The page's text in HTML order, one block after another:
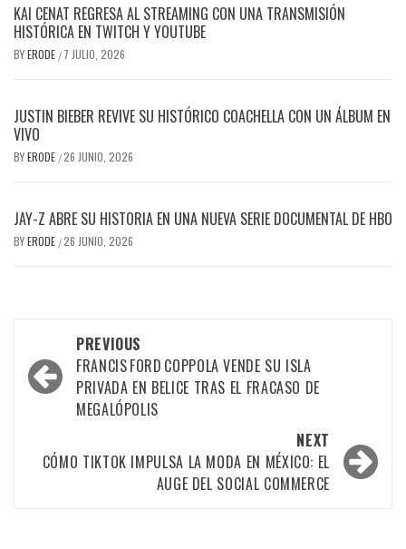
KAI CENAT REGRESA AL STREAMING CON UNA TRANSMISIÓN
HISTÓRICA EN TWITCH Y YOUTUBE
BYERODE / 7 JULIO, 2026
JUSTIN BIEBER REVIVE SU HISTÓRICO COACHELLA CON UN ÁLBUM EN
VIVO
BYERODE /26 JUNIO, 2026
JAY-Z ABRE SU HISTORIA EN UNA NUEVA SERIE DOCUMENTAL DE HBO
BYERODE /26 JUNIO, 2026
PREVIOUS
FRANCIS FORD COPPOLA VENDE SU ISLA
PRIVADA EN BELICE TRAS EL FRACASO DE
MEGALÓPOLIS
NEXT
CÓMO TIKTOK IMPULSA LA MODA EN MÉXICO: EL
AUGE DEL SOCIAL COMMERCE